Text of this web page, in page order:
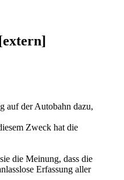
auf der Autobahn dazu,
Zweck hat die
die Meinung, dass die
Erfassung aller